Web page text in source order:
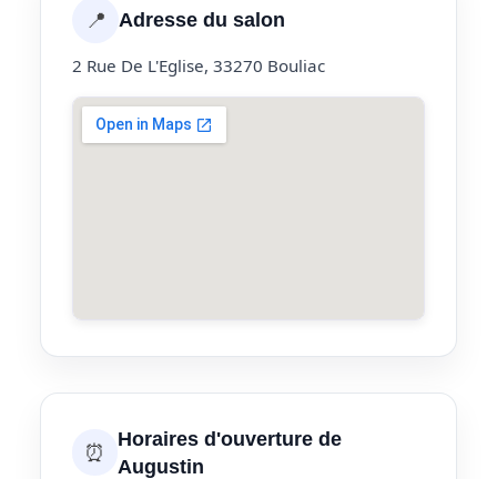
📍 Adresse du salon
2 Rue De L'Eglise, 33270 Bouliac
⏰
Horaires d'ouverture de
Augustin